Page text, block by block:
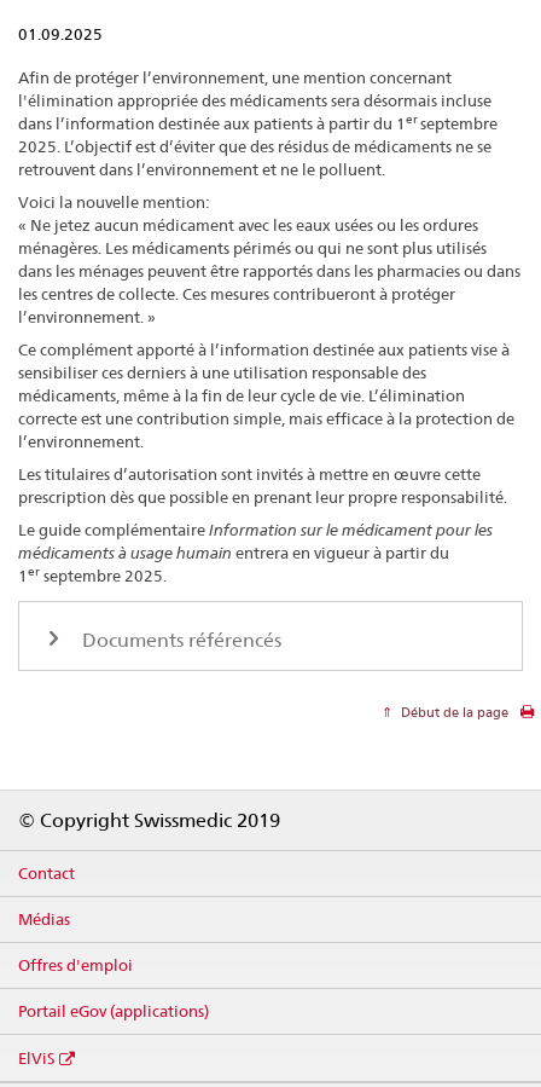
01.09.2025
Afin de protéger l’environnement, une mention concernant
l'élimination appropriée des médicaments sera désormais incluse
dans l’information destinée aux patients à partir du 1 erseptembre
2025. L’objectif est d’éviter que des résidus de médicaments ne se
retrouvent dans l’environnement et ne le polluent.
Voici la nouvelle mention:
« Ne jetez aucun médicament avec les eaux usées ou les ordures
ménagères. Les médicaments périmés ou qui ne sont plus utilisés
dans les ménages peuvent être rapportés dans les pharmacies ou dans
les centres de collecte. Ces mesures contribueront à protéger
l’environnement. »
Ce complément apporté à l’information destinée aux patients vise à
sensibiliser ces derniers à une utilisation responsable des
médicaments, même à la fin de leur cycle de vie. L’élimination
correcte est une contribution simple, mais efficace à la protection de
l’environnement.
Les titulaires d’autorisation sont invités à mettre en œuvre cette
prescription dès que possible en prenant leur propre responsabilité.
Le guide complémentaireInformation sur le médicament pour les
médicaments à usage humain entrera en vigueur à partir du
1 er septembre 2025.
Documents référencés
Début de la page
© Copyright Swissmedic 2019
Contact
Médias
Offres d'emploi
Portail eGov (applications)
ElViS